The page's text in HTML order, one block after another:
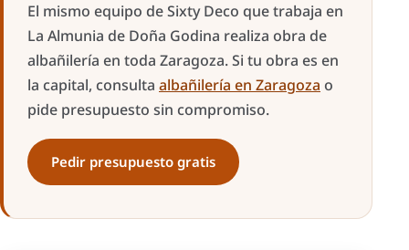
El mismo equipo de Sixty Deco que trabaja en
La Almunia de Doña Godina realiza obra de
albañilería en toda Zaragoza. Si tu obra es en
la capital, consulta albañilería en Zaragoza o
pide presupuesto sin compromiso.
Pedir presupuesto gratis